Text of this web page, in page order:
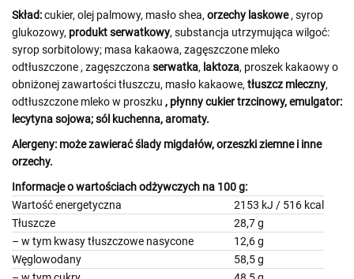
Skład:cukier, olej palmowy, masło shea, orzechy laskowe , syrop
glukozowy, produkt serwatkowy, substancja utrzymująca wilgoć:
syrop sorbitolowy; masa kakaowa, zagęszczone mleko
odtłuszczone , zagęszczona serwatka, laktoza, proszek kakaowy o
obniżonej zawartości tłuszczu, masło kakaowe, tłuszcz mleczny,
odtłuszczone mleko w proszku , płynny cukier trzcinowy, emulgator:
lecytyna sojowa; sól kuchenna, aromaty.
Alergeny: może zawieraćślady migdałów,orzeszki ziemnei inne
orzechy.
Informacje o wartościach odżywczych na 100 g:
Wartość energetyczna
2153 kJ / 516 kcal
Tłuszcze
28,7 g
– w tym kwasy tłuszczowe nasycone 12,6 g
Węglowodany
58,5 g